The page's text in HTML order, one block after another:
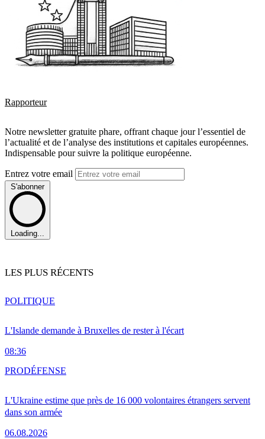
Rapporteur
Notre newsletter gratuite phare, offrant chaque jour l’essentiel de
l’actualité et de l’analyse des institutions et capitales européennes.
Indispensable pour suivre la politique européenne.
Entrez votre email
S'abonner
Loading...
LES PLUS RÉCENTS
L'Islande demande à Bruxelles de rester à l'écart
08:36
POLITIQUE
L'Ukraine estime que près de 16 000 volontaires étrangers servent
dans son armée
06.08.2026
PRODÉFENSE